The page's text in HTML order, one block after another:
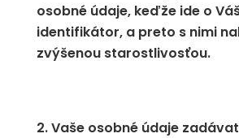
osobné údaje, keďže ide o
identifikátor, a preto s nimi
zvýšenou starostlivosťou.
Vaše osobné údaje